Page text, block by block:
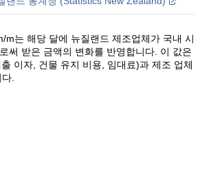
m는 해당 달에 뉴질랜드 제조업체가 국내 시
써 받은 금액의 변화를 반영합니다. 이 값은
이자, 건물 유지 비용, 임대료)과 제조 업체
.